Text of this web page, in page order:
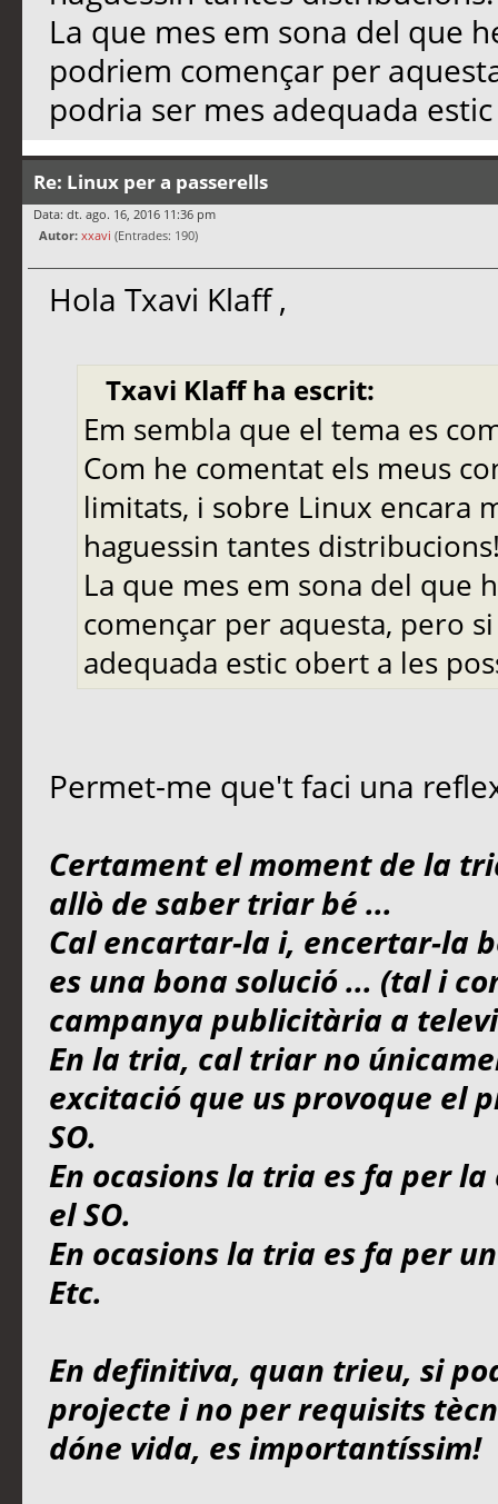
La que mes em sona del que
podriem començar per
podria ser mes adequada
Re: Linux per a passerells
Data: dt. ago. 16, 2016 11:36 pm
Autor: xxavi (Entrades: 190)
Hola Txavi Klaff ,
Txavi Klaff ha escrit:
Em sembla que el tema es
Com he comentat els meus
limitats, i sobre Linux encara
haguessin tantes
La que mes em sona del que
començar per aquesta, pero
adequada estic obert a les
Permet-me que't faci una
Certament el moment de la
allò de saber triar bé ...
Cal encartar-la i, encertar-la
es una bona solució ... (tal i
campanya publicitària a
En la tria, cal triar no
excitació que us provoque el
SO.
En ocasions la tria es fa per
el SO.
En ocasions la tria es fa per
Etc.
En definitiva, quan trieu, si
projecte i no per requisits
dóne vida, es importantíssim!